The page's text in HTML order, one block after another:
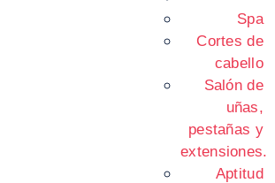
Spa
Cortes de
cabello
Salón de
uñas,
pestañas y
extensiones.
Aptitud